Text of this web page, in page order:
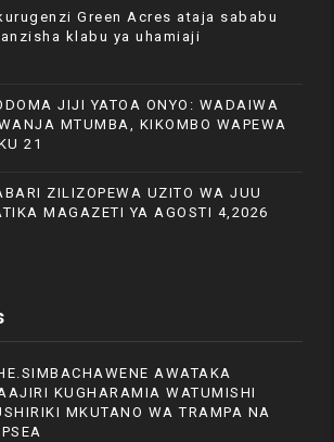
Green Acres ataja sababu
klabu ya uhamiaji
JIJI YATOA ONYO: WADAIWA
MTUMBA, KIKOMBO WAPEWA
21
ZILIZOPEWA UZITO WA JUU
MAGAZETI YA AGOSTI 4,2026
AWATAKA
KUGHARAMIA WATUMISHI
MKUTANO WA TRAMPA NA